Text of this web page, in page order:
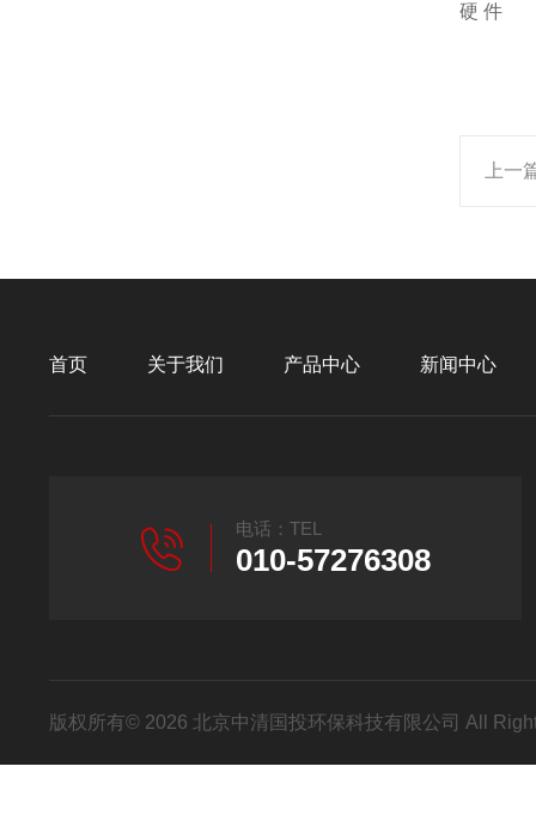
硬 件
上一
首页 关于我们 产品中心 新闻中心
电话：TEL
010-57276308
版权所有© 2026 北京中清国投环保科技有限公司 All